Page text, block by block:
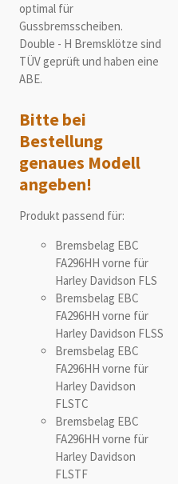
optimal für
Gussbremsscheiben.
Double - H Bremsklötze sind
TÜV geprüft und haben eine
ABE.
Bitte bei
Bestellung
genaues Modell
angeben!
Produkt passend für:
Bremsbelag EBC
FA296HH vorne für
Harley Davidson FLS
Bremsbelag EBC
FA296HH vorne für
Harley Davidson FLSS
Bremsbelag EBC
FA296HH vorne für
Harley Davidson
FLSTC
Bremsbelag EBC
FA296HH vorne für
Harley Davidson
FLSTF